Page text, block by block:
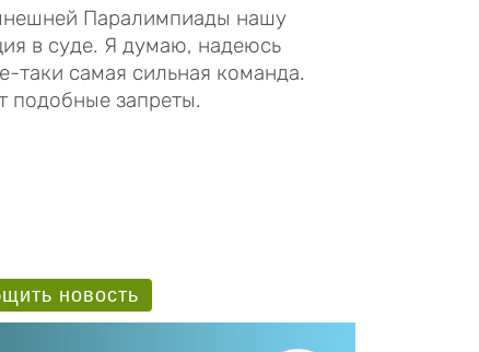
Паралимпиады нашу
в суде. Я думаю, надеюсь
таки самая сильная команда.
запреты.
новость